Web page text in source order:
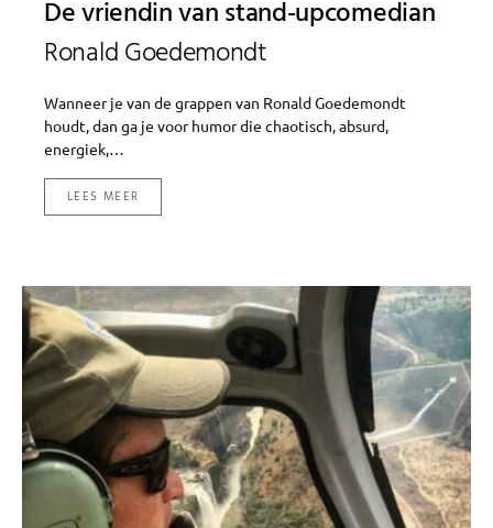
De vriendin van stand-upcomedian
Ronald Goedemondt
Wanneer je van de grappen van Ronald Goedemondt
houdt, dan ga je voor humor die chaotisch, absurd,
energiek,…
LEES MEER